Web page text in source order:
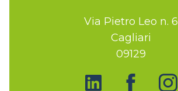
Via Pietro Leo n. 6
Cagliari
09129